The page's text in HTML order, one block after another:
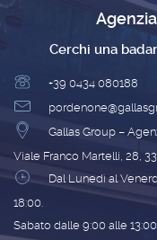
Cerchi una
+39 0434 080188
Gallas Group –
Viale Franco Martelli, 28,
Dal Lunedì al
18:00.
Sabato dalle 9:00 alle 13:00